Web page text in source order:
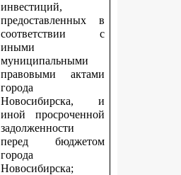
инвестиций,
предоставленных в
соответствии с
иными
муниципальными
правовыми актами
города
Новосибирска, и
иной просроченной
задолженности
перед бюджетом
города
Новосибирска;